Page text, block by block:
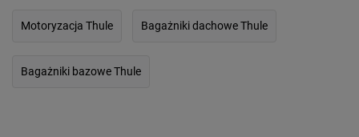
Motoryzacja Thule Bagażniki dachowe Thule
Bagażniki bazowe Thule